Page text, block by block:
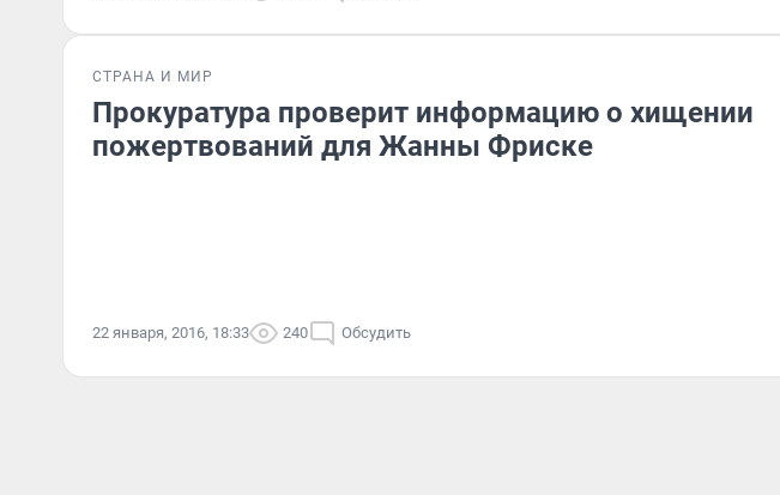
СТРАНА И МИР
Прокуратура проверит информацию о хищении
пожертвований для Жанны Фриске
22 января, 2016, 18:33 240 Обсудить